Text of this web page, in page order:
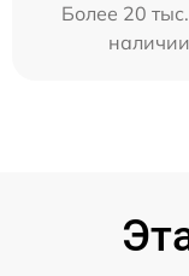
Более 20